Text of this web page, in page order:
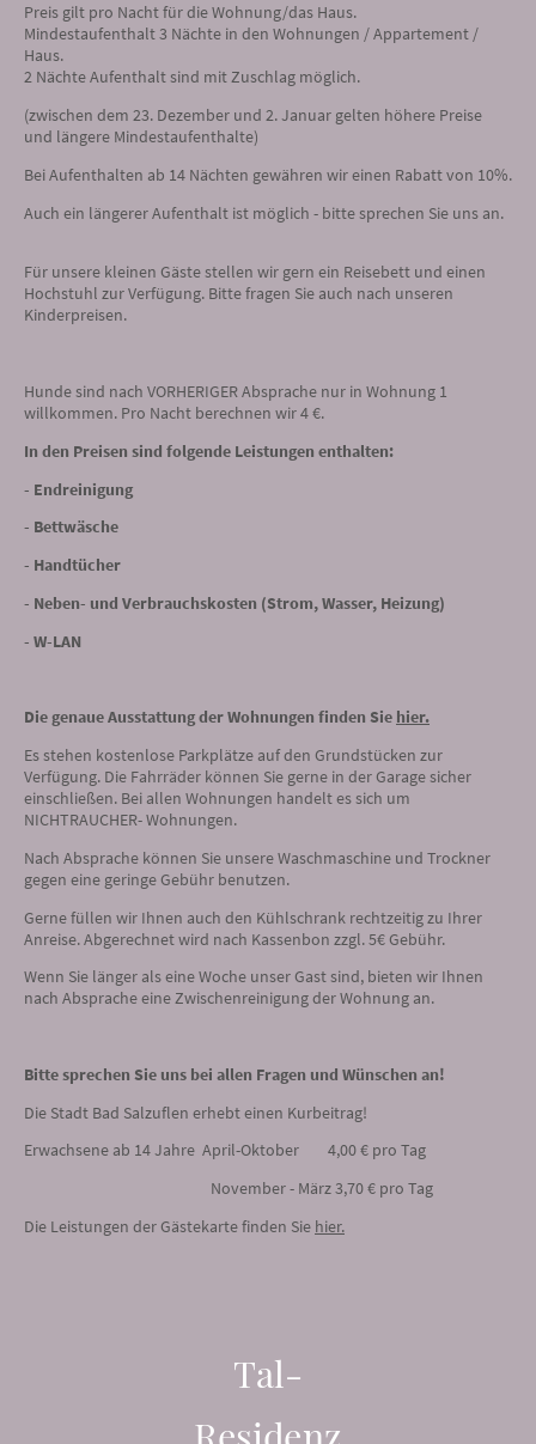
Preis gilt pro Nacht für die Wohnung/das Haus.
Mindestaufenthalt 3 Nächte in den Wohnungen / Appartement /
Haus.
2 Nächte Aufenthalt sind mit Zuschlag möglich.
(zwischen dem 23. Dezember und 2. Januar gelten höhere Preise
und längere Mindestaufenthalte)
Bei Aufenthalten ab 14 Nächten gewähren wir einen Rabatt von 10%.
Auch ein längerer Aufenthalt ist möglich - bitte sprechen Sie uns an.
Für unsere kleinen Gäste stellen wir gern ein Reisebett und einen
Hochstuhl zur Verfügung. Bitte fragen Sie auch nach unseren
Kinderpreisen.
Hunde sind nach VORHERIGER Absprache nur in Wohnung 1
willkommen. Pro Nacht berechnen wir 4 €.
In den Preisen sind folgende Leistungen enthalten:
- Endreinigung
- Bettwäsche
- Handtücher
- Neben- und Verbrauchskosten (Strom, Wasser, Heizung)
- W-LAN
Die genaue Ausstattung der Wohnungen finden Sie hier.
Es stehen kostenlose Parkplätze auf den Grundstücken zur
Verfügung. Die Fahrräder können Sie gerne in der Garage sicher
einschließen. Bei allen Wohnungen handelt es sich um
NICHTRAUCHER- Wohnungen.
Nach Absprache können Sie unsere Waschmaschine und Trockner
gegen eine geringe Gebühr benutzen.
Gerne füllen wir Ihnen auch den Kühlschrank rechtzeitig zu Ihrer
Anreise. Abgerechnet wird nach Kassenbon zzgl. 5€ Gebühr.
Wenn Sie länger als eine Woche unser Gast sind, bieten wir Ihnen
nach Absprache eine Zwischenreinigung der Wohnung an.
Bitte sprechen Sie uns bei allen Fragen und Wünschen an!
Die Stadt Bad Salzuflen erhebt einen Kurbeitrag!
Erwachsene ab 14 Jahre April-Oktober 4,00 € pro Tag
November - März 3,70 € pro Tag
Die Leistungen der Gästekarte finden Sie hier.
Tal-